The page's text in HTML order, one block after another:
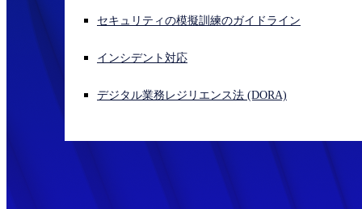
セキュリティの模擬訓練のガイドライン
インシデント対応
デジタル業務レジリエンス法 (DORA)